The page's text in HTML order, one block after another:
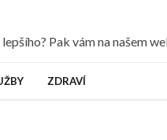
Pak vám na našem
ZDRAVÍ